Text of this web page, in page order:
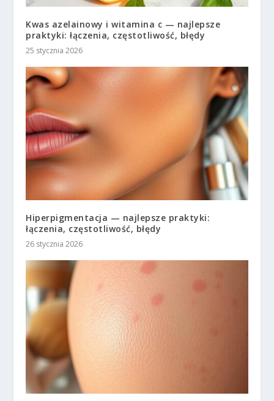
Kwas azelainowy i witamina c — najlepsze
praktyki: łączenia, częstotliwość, błędy
25 stycznia 2026
Hiperpigmentacja — najlepsze praktyki:
łączenia, częstotliwość, błędy
26 stycznia 2026